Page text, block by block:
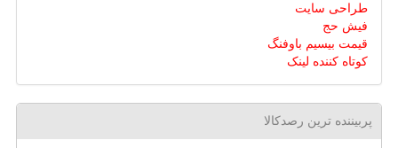
طراحی سایت
فیش حج
قیمت بیسیم باوفنگ
کوتاه کننده لینک
پربیننده ترین رصدکالا